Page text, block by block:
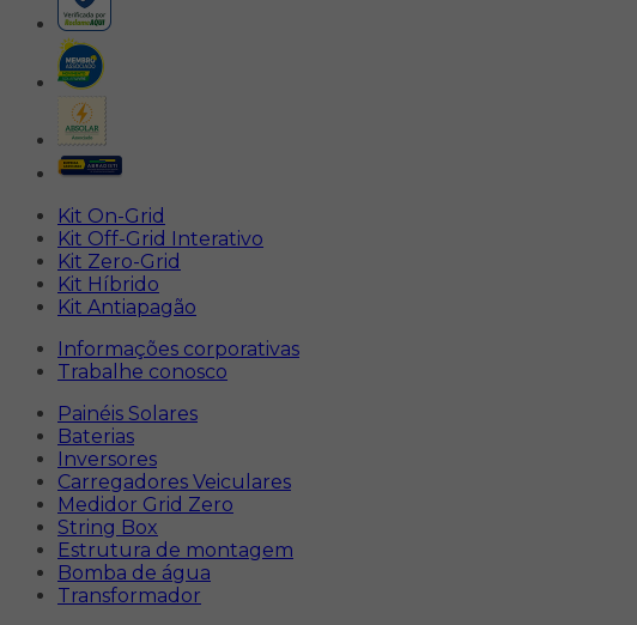
Kit On-Grid
Kit Off-Grid Interativo
Kit Zero-Grid
Kit Híbrido
Kit Antiapagão
Informações corporativas
Trabalhe conosco
Painéis Solares
Baterias
Inversores
Carregadores Veiculares
Medidor Grid Zero
String Box
Estrutura de montagem
Bomba de água
Transformador